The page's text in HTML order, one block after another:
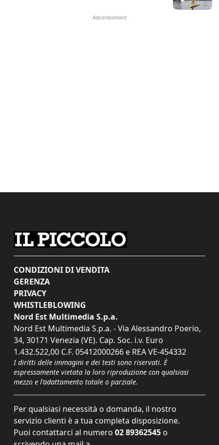
CONDIZIONI DI VENDITA
GERENZA
PRIVACY
WHISTLEBLOWING
Nord Est Multimedia S.p.a.
Nord Est Multimedia S.p.a. - Via Alessandro Poerio,
34, 30171 Venezia (VE). Cap. Soc. i.v. Euro
1.432.522,00 C.F. 05412000266 e REA VE-454332
I diritti delle immagini e dei testi sono riservati. È
espressamente vietata la loro riproduzione con qualsiasi
mezzo e l'adattamento totale o parziale.
Per qualsiasi necessità o domanda, il nostro
servizio clienti è a tua completa disposizione.
Puoi contattarci al numero 02 89362545 o